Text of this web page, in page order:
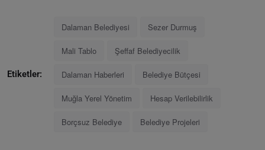
Etiketler:
Dalaman Belediyesi Sezer Durmuş
Mali Tablo Şeffaf Belediyecilik
Dalaman Haberleri Belediye Bütçesi
Muğla Yerel Yönetim Hesap Verilebilirlik
Borçsuz Belediye Belediye Projeleri